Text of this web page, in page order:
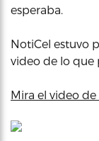
esperaba.
NotiCel estuvo
video de lo que
Mira el video